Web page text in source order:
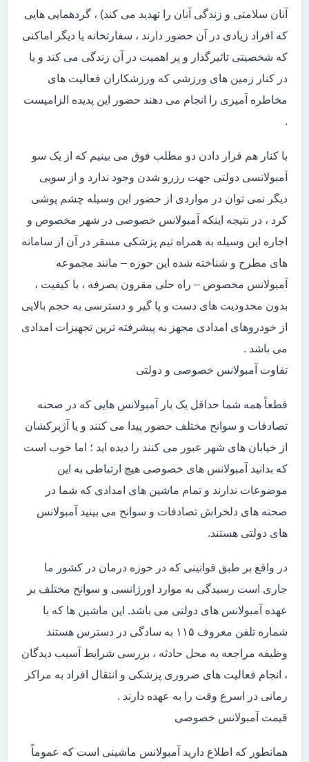
آنان سلامتی و زندگی آنان را تهدید می کند) ، گردهمایی هایی
که افراد زیادی در آن حضور دارند ، سفارتخانه یا دیگر اماکنی
که شخصیتی تاثیرگذار و پر اهمیت در آن زندگی می کند و یا
در کنار زمین های ورزشی که ورزشکاران فعالیت های
مخاطره آمیزی را انجام می دهند حضور این پدیده الزامیست
.
با کنار هم قرار دادن دو مطلب فوق می بینیم که از یک سو
آمبولانسی دولتی جهت رزرو شدن وجود ندارد و از سویی
دیگر نمی توان در مواردی از حضور این وسیله چشم پوشی
کرد ، در نتیجه اینکه آمبولانس خصوصی در شهر مخصوص و
اجاره این وسیله به همراه تیم پزشکی مسقر در آن از سامانه
های مطرح و شناخته شده این حوزه – مانند مجموعه
آمبولانس مخصوص – راه حلی مقرون بصرفه ، با کیفیت ،
بدون محدودیت های دست و پا گیر و دسترسی به حجم بالایی
از خودروهای امدادی مجهز به پیشرفته ترین تجهیزات امدادی
می باشد .
تفاوت آمبولانس خصوصی و دولتی
قطعاً همه شما حداقل یک بار آمبولانس هایی که در صحنه
تصادفات و سوانح مختلف حضور پیدا می کنند و یا آژیرکشان
از خیابان های شهر عبور می کنند را دیده اید ؛ اما خوب است
که بدانید آمبولانس های خصوصی هیچ ارتباطی به این
موضوعات ندارند و تمام ماشین های امدادی که شما در
صحنه های دلخراش تصادفات و سوانح می بینید آمبولانس
های دولتی هستند.
در واقع بر طبق قوانینی که در حوزه درمان در کشور ما
جاری است رسیدگی به موارد اورژانسی و سوانح مختلف بر
عهده آمبولانس های دولتی می باشد. این ماشین ها که با
شماره تلفن معروف ۱۱۵ به سادگی در دسترس هستند
وظیفه مراجعه به محل حادثه ، بررسی شرایط آسیب دیدگان
، انجام فعالیت های ضروری پزشکی و انتقال افراد به مراکز
رمانی در اسرع وقت را به عهده دارند .
قیمت آمبولانس خصوصی
همانطور که اطلاع دارید آمبولانس ماشینی است که عموماً